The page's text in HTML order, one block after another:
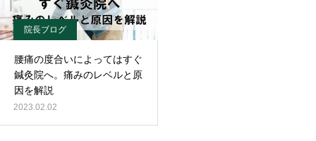
院長ブログ
腰痛の度合いによってはすぐ
鍼灸院へ。痛みのレベルと原
因を解説
2023.02.02